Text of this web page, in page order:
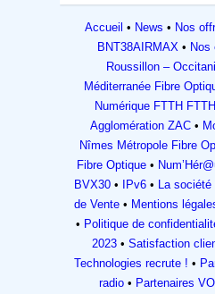
Accueil News Nos
BNT38AIRMAX
Nos
Roussillon –
Méditerranée Fibre
Numérique FTTH
Agglomération ZAC
Nîmes Métropole Fibre
Fibre Optique
BVX30
IPv6 La société
de Vente
Mentions
Politique de
2023
Satisfaction
Technologies recrute !
radio
Partenaires